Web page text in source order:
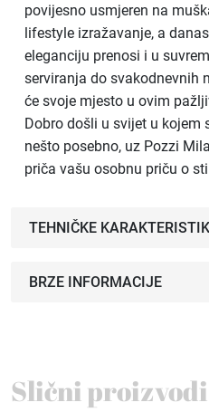
povijesno usmjeren na
lifestyle izražavanje, a
eleganciju prenosi i u
serviranja do svakodnevnih
će svoje mjesto u ovim
Dobro došli u svijet u kojem
nešto posebno, uz Pozzi
priča vašu osobnu priču o
TEHNIČKE
BRZE INFORMACIJE
Slični